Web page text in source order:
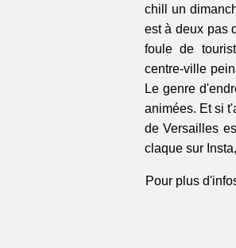
chill un
est à deux pas
foule de
centre-ville
Le genre
animées. Et si
de Versailles
claque sur
Pour plus